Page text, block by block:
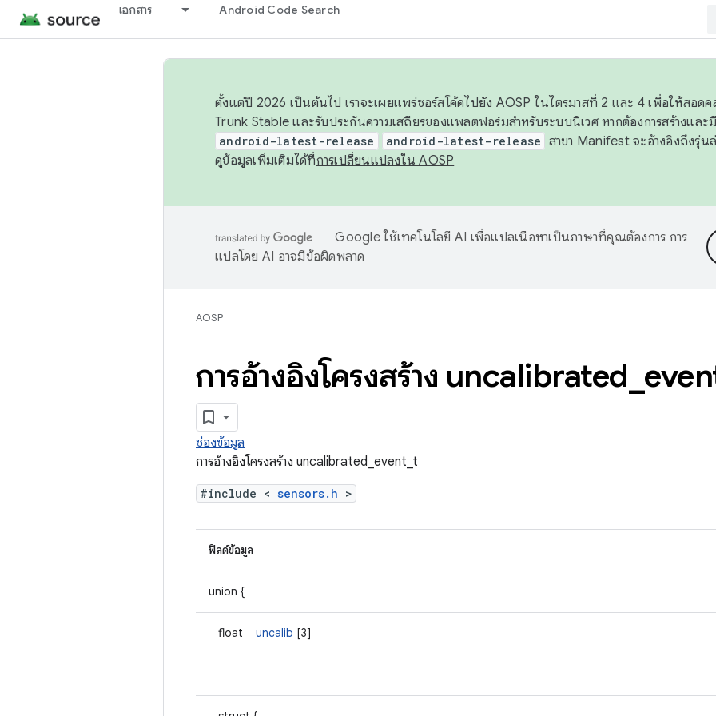
เอกสาร Android Code Search
ตั้งแต่ปี 2026 เป็นต้นไป เราจะเผยแพร่ซอร์สโค้ดไปยัง AOSP ในไตรมาสที่ 2 และ 4 เพื่อให้สอด
Trunk Stable และรับประกันความเสถียรของแพลตฟอร์มสำหรับระบบนิเวศ หากต้องการสร้างและ
android-latest-release android-latest-release สาขา Manifest จะอ้างอิงถึงรุ่
ดูข้อมูลเพิ่มเติมได้ที่การเปลี่ยนแปลงใน AOSP
Google ใช้เทคโนโลยี AI เพื่อแปลเนื้อหาเป็นภาษาที่คุณต้องการ การ
แปลโดย AI อาจมีข้อผิดพลาด
AOSP
การอ้างอิงโครงสร้าง uncalibrated
ช่องข้อมูล
การอ้างอิงโครงสร้าง uncalibrated_event_t
#include < sensors.h >
ฟิลด์ข้อมูล
union {
float uncalib [3]